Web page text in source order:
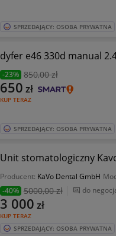
SPRZEDAJĄCY: OSOBA PRYWATNA
dyfer e46 330d manual
-23% 850,00 zł
KUP TERAZ
650 zł
SPRZEDAJĄCY: OSOBA PRYWATNA
Unit stomatologiczny
Producent: KaVo Dental GmbH
-40% 5000,00 zł do
KUP TERAZ
3 000 zł
SPRZEDAJĄCY: OSOBA PRYWATNA